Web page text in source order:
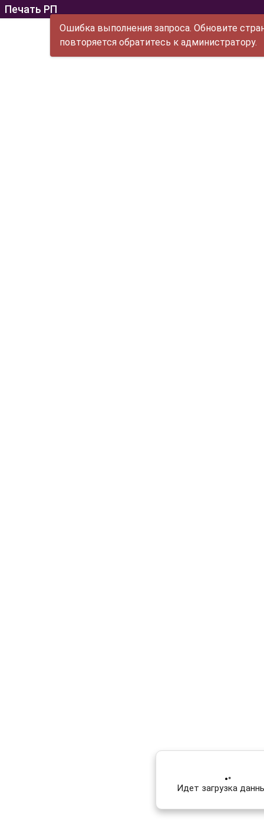
Печать РП
Идет загрузка
Ошибка выполнения запроса. Обновите
повторяется обратитесь к администратору.